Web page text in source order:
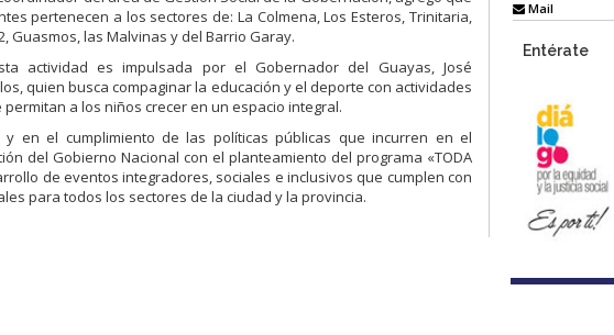
pertenecen a los sectores de: La Colmena, Los Esteros, Trinitaria,
Guasmos, las Malvinas y del Barrio Garay.
actividad es impulsada por el Gobernador del Guayas, José
quien busca compaginar la educación y el deporte con actividades
a los niños crecer en un espacio integral.
en el cumplimiento de las políticas públicas que incurren en el
del Gobierno Nacional con el planteamiento del programa «TODA
de eventos integradores, sociales e inclusivos que cumplen con
para todos los sectores de la ciudad y la provincia.
Mail
Entérate